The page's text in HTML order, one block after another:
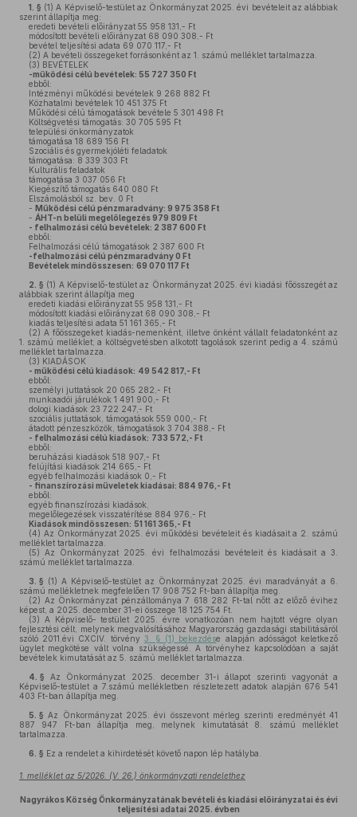
1. § (1) A Képviselő-testület az Önkormányzat 2025. évi bevételeit az alábbiak
szerint állapítja meg:
eredeti bevételi előirányzat 55 958 131,- Ft
módosított bevételi előirányzat 68 090 308,- Ft
bevétel teljesítési adata 69 070 117,- Ft
(2) A bevételi összegeket forrásonként az 1. számú melléklet tartalmazza.
(3) BEVÉTELEK
-működési célú bevételek: 55 727 350 Ft
ebből:
Intézményi működési bevételek 9 268 882 Ft
Közhatalmi bevételek 10 451 375 Ft
Működési célú támogatások bevétele 5 301 498 Ft
Költségvetési támogatás: 30 705 595 Ft
települési önkormányzatok
támogatása 18 689 156 Ft
Szociális és gyermekjóléti feladatok
támogatása: 8 339 303 Ft
Kulturális feladatok
támogatása 3 037 056 Ft
Kiegészítő támogatás 640 080 Ft
Elszámolásból sz. bev. 0 Ft
- Működési célú pénzmaradvány: 9 975 358 Ft
- ÁHT-n belüli megelőlegezés 979 809 Ft
- felhalmozási célú bevételek: 2 387 600 Ft
ebből:
Felhalmozási célú támogatások 2 387 600 Ft
-felhalmozási célú pénzmaradvány 0 Ft
Bevételek mindösszesen: 69 070 117 Ft
2. § (1) A Képviselő-testület az Önkormányzat 2025. évi kiadási főösszegét az
alábbiak szerint állapítja meg
eredeti kiadási előirányzat 55 958 131,- Ft
módosított kiadási előirányzat 68 090 308,- Ft
kiadás teljesítési adata 51 161 365,- Ft
(2) A főösszegeket kiadás-nemenként, illetve önként vállalt feladatonként az
1. számú melléklet; a költségvetésben alkotott tagolások szerint pedig a 4. számú
melléklet tartalmazza.
(3) KIADÁSOK
- működési célú kiadások: 49 542 817,- Ft
ebből:
személyi juttatások 20 065 282,- Ft
munkaadói járulékok 1 491 900,- Ft
dologi kiadások 23 722 247,- Ft
szociális juttatások, támogatások 559 000,- Ft
átadott pénzeszközök, támogatások 3 704 388,- Ft
- felhalmozási célú kiadások: 733 572,- Ft
ebből:
beruházási kiadások 518 907,- Ft
felújítási kiadások 214 665,- Ft
egyéb felhalmozási kiadások 0,- Ft
- finanszírozási műveletek kiadásai: 884 976,- Ft
ebből:
egyéb finanszírozási kiadások,
megelőlegezések visszatérítése 884 976,- Ft
Kiadások mindösszesen: 51 161 365,- Ft
(4) Az Önkormányzat 2025. évi működési bevételeit és kiadásait a 2. számú
melléklet tartalmazza.
(5) Az Önkormányzat 2025. évi felhalmozási bevételeit és kiadásait a 3.
számú melléklet tartalmazza.
3. § (1) A Képviselő-testület az Önkormányzat 2025. évi maradványát a 6.
számú mellékletnek megfelelően 17 908 752 Ft-ban állapítja meg.
(2) Az Önkormányzat pénzállománya 7 618 282 Ft-tal nőtt az előző évihez
képest, a 2025. december 31-ei összege 18 125 754 Ft.
(3) A Képviselő- testület 2025. évre vonatkozóan nem hajtott végre olyan
fejlesztési célt, melynek megvalósításához Magyarország gazdasági stabilitásáról
szóló 2011.évi CXCIV. törvény 3. § (1) bekezdése alapján adósságot keletkező
ügylet megkötése vált volna szükségessé. A törvényhez kapcsolódóan a saját
bevételek kimutatását az 5. számú melléklet tartalmazza.
4. § Az Önkormányzat 2025. december 31-i állapot szerinti vagyonát a
Képviselő-testület a 7.számú mellékletben részletezett adatok alapján 676 541
403 Ft-ban állapítja meg.
5. § Az Önkormányzat 2025. évi összevont mérleg szerinti eredményét 41
887 947 Ft-ban állapítja meg, melynek kimutatását 8. számú melléklet
tartalmazza.
6. § Ez a rendelet a kihirdetését követő napon lép hatályba.
1. melléklet az 5/2026. (V. 26.) önkormányzati rendelethez
Nagyrákos Község Önkormányzatának bevételi és kiadási előirányzatai és évi
teljesítési adatai 2025. évben